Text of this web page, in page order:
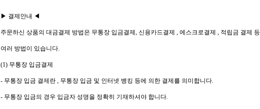
▶ 결제안내 ◀
주문하신 상품의 대금결제 방법은 무통장 입금결제, 신용카드결제 , 에스크로결제 , 적립금 결제 등
여러 방법이 있습니다.
(1) 무통장 입금결제
- 무통장 입금 결제란 , 무통장 입금 및 인터넷 뱅킹 등에 의한 결제를 의미합니다.
- 무통장 입금의 경우 입금자 성명을 정확히 기재하셔야 합니다.